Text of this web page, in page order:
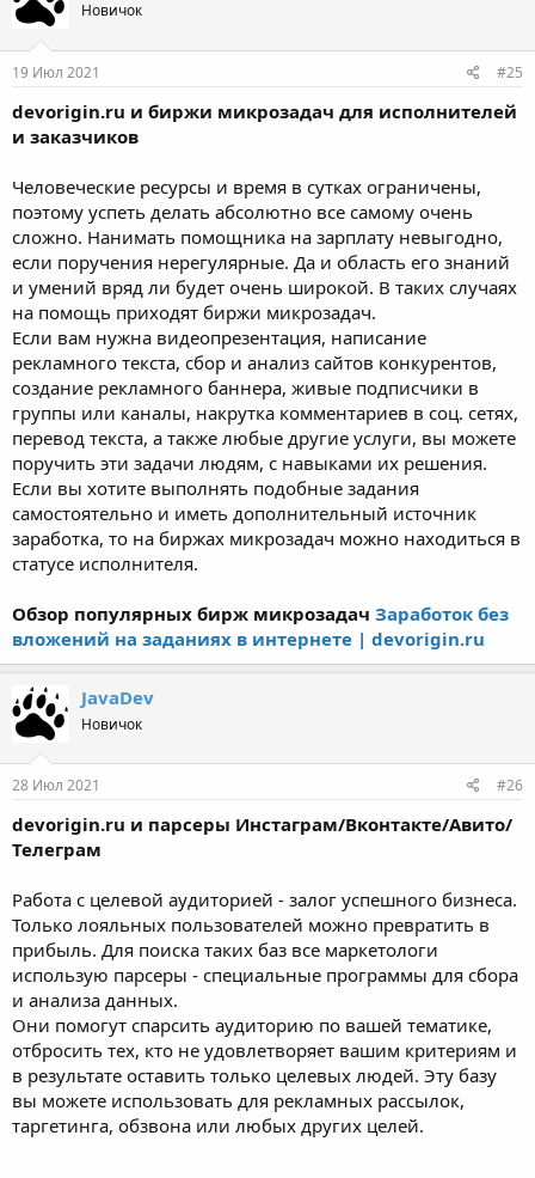
Новичок
19 Июл 2021 #25
devorigin.ru и биржи микрозадач для исполнителей
и заказчиков
Человеческие ресурсы и время в сутках ограничены,
поэтому успеть делать абсолютно все самому очень
сложно. Нанимать помощника на зарплату невыгодно,
если поручения нерегулярные. Да и область его знаний
и умений вряд ли будет очень широкой. В таких случаях
на помощь приходят биржи микрозадач.
Если вам нужна видеопрезентация, написание
рекламного текста, сбор и анализ сайтов конкурентов,
создание рекламного баннера, живые подписчики в
группы или каналы, накрутка комментариев в соц. сетях,
перевод текста, а также любые другие услуги, вы можете
поручить эти задачи людям, с навыками их решения.
Если вы хотите выполнять подобные задания
самостоятельно и иметь дополнительный источник
заработка, то на биржах микрозадач можно находиться в
статусе исполнителя.
Обзор популярных бирж микрозадач Заработок без
вложений на заданиях в интернете | devorigin.ru
JavaDev
Новичок
28 Июл 2021 #26
devorigin.ru и парсеры Инстаграм/Вконтакте/Авито/
Телеграм
Работа с целевой аудиторией - залог успешного бизнеса.
Только лояльных пользователей можно превратить в
прибыль. Для поиска таких баз все маркетологи
использую парсеры - специальные программы для сбора
и анализа данных.
Они помогут спарсить аудиторию по вашей тематике,
отбросить тех, кто не удовлетворяет вашим критериям и
в результате оставить только целевых людей. Эту базу
вы можете использовать для рекламных рассылок,
таргетинга, обзвона или любых других целей.